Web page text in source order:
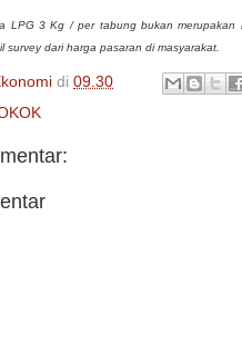
LPG 3 Kg / per tabung bukan
survey dari harga pasaran di masyarakat.
di 09.30